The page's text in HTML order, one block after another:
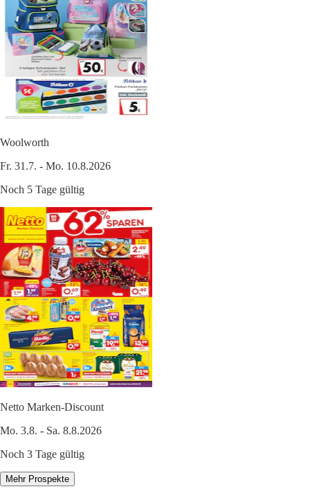
Woolworth
Fr. 31.7. - Mo. 10.8.2026
Noch 5 Tage gültig
Netto Marken-Discount
Mo. 3.8. - Sa. 8.8.2026
Noch 3 Tage gültig
Mehr Prospekte